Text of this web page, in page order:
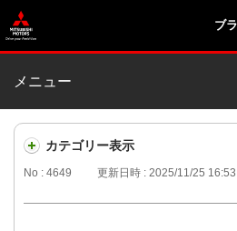
ブ
メニュー
カテゴリー表示
No : 4649 更新日時 : 2025/11/25 16:53